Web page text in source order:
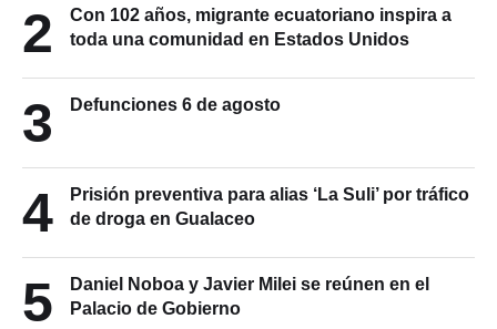
2
Con 102 años, migrante ecuatoriano inspira a
toda una comunidad en Estados Unidos
3 Defunciones 6 de agosto
4
Prisión preventiva para alias ‘La Suli’ por tráfico
de droga en Gualaceo
5
Daniel Noboa y Javier Milei se reúnen en el
Palacio de Gobierno